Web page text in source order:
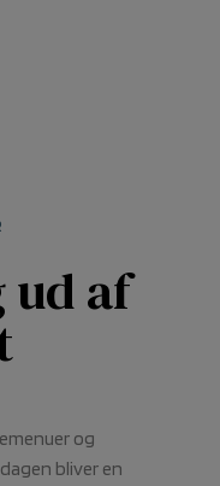
ud af
og
bliver en